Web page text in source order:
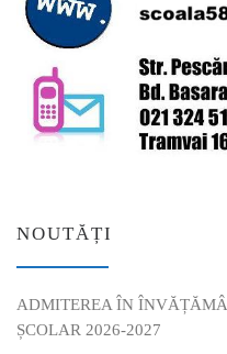
NOUTĂȚI
ADMITEREA ÎN
ȘCOLAR 2026-2027